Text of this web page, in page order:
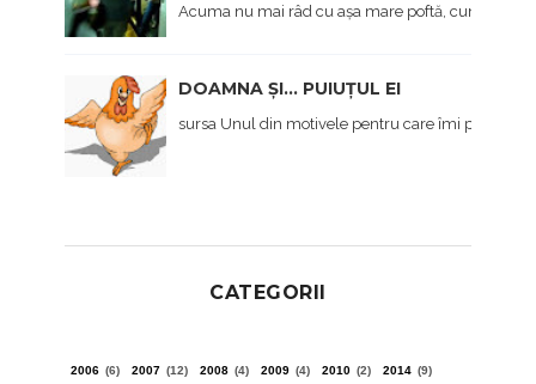
Acuma nu mai râd cu așa mare poftă, cum am
DOAMNA ȘI... PUIUȚUL EI
sursa Unul din motivele pentru care îmi pare rău
CATEGORII
2006 (6) 2007 (12) 2008 (4) 2009 (4) 2010 (2) 2014 (9)